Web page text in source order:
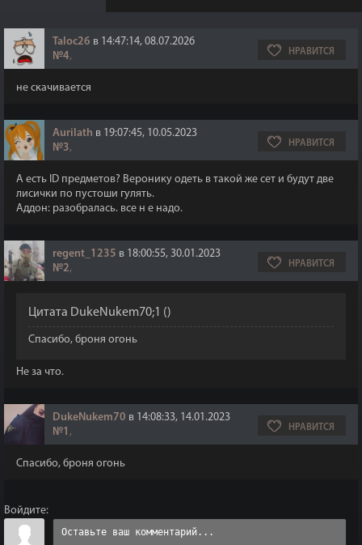
Taloc26 в 14:47:14, 08.07.2026
№4, НРАВИТСЯ
не скачивается
Aurilath в 19:07:45, 10.05.2023
№3, НРАВИТСЯ
А есть ID предметов? Веронику одеть в такой же сет и будут две
лисички по пустоши гулять.
Аддон: разобралась. все н е надо.
regent_1235 в 18:00:55, 30.01.2023
№2, НРАВИТСЯ
Цитата DukeNukem70;1 ()
Спасибо, броня огонь
Не за что.
DukeNukem70 в 14:08:33, 14.01.2023
№1 , НРАВИТСЯ
Спасибо, броня огонь
Войдите: